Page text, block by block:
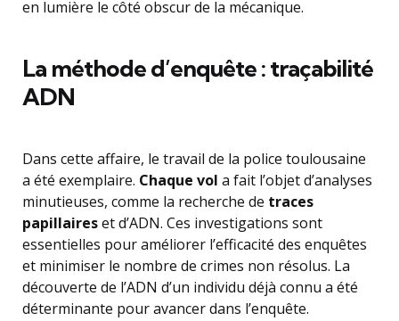
en lumière le côté obscur de la mécanique.
La méthode d’enquête : traçabilité
ADN
Dans cette affaire, le travail de la police toulousaine
a été exemplaire. Chaque vol a fait l’objet d’analyses
minutieuses, comme la recherche de traces
papillaireset d’ADN. Ces investigations sont
essentielles pour améliorer l’efficacité des enquêtes
et minimiser le nombre de crimes non résolus. La
découverte de l’ADN d’un individu déjà connu a été
déterminante pour avancer dans l’enquête.